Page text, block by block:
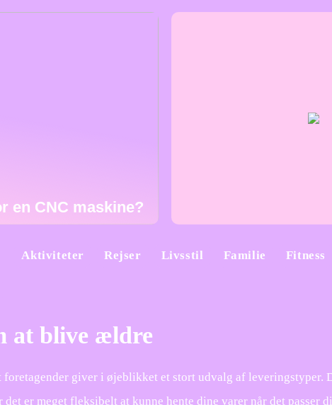
en CNC maskine?
Aktiviteter Rejser Livsstil Familie Fitness
at blive ældre
foretagender giver i øjeblikket et stort udvalg af leveringstyper.
det er meget fleksibelt at kunne hente dine varer når det passer